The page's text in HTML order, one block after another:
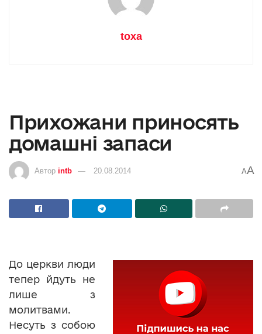
toxa
Прихожани приносять
домашні запаси
Автор intb 20.08.2014 AA
До церкви люди
тепер йдуть не
лише з
молитвами.
Несуть з собою